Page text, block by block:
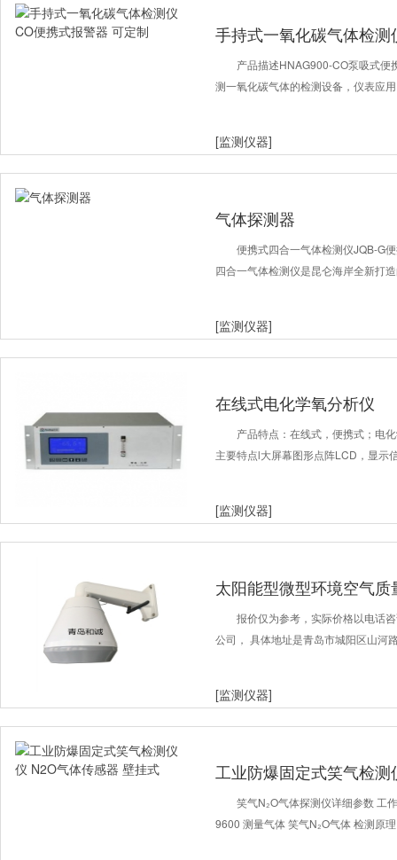
手持式一氧化碳气体检
产品描述HNAG900-CO泵吸式便
测一氧化碳气体的检测设备，仪表应
[监测仪器]
气体探测器
便携式四合一气体检测仪JQB-G
四合一气体检测仪是昆仑海岸全新打
[监测仪器]
在线式电化学氧分析仪
产品特点：在线式，便携式；电
主要特点l大屏幕图形点阵LCD，显示
[监测仪器]
太阳能型微型环境空气质
报价仅为参考，实际价格以电话
公司， 具体地址是青岛市城阳区山河
[监测仪器]
工业防爆固定式笑气检
笑气N₂O气体探测仪详细参数 工
9600 测量气体 笑气N₂O气体 检测原